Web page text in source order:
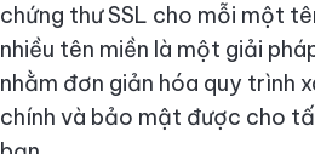
chứng thư SSL cho mỗi một
nhiều tên miền là một giải
nhằm đơn giản hóa quy trình
chính và bảo mật được cho